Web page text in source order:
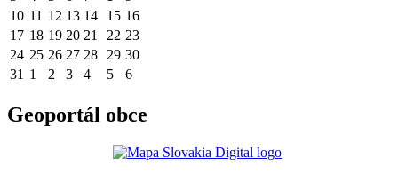
10 11 12 13 14 15 16
17 18 19 20 21 22 23
24 25 26 27 28 29 30
31 1 2 3 4 5 6
Geoportál obce